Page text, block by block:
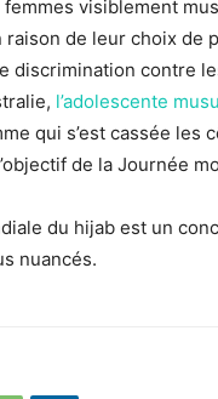
visiblement
raison de leur choix de
discrimination contre
l’adolescente
qui s’est cassée les
de la Journée
du hijab est un
nuancés.